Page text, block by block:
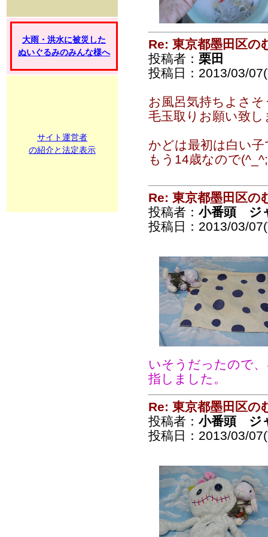
大雨・洪水に被災した
ぬいぐるみのみんな様へ
サイト運営者
の紹介と法定表示
Re: 東京都墨田区の
投稿者： 栗田
投稿日：2013/03/
お風呂気持ちよさ
毛玉取りお願い致し
かどは最初は白い
もう14歳なので
Re: 東京都墨田区の
投稿者： 小番頭 ジ
投稿日：2013/03/
いそうだったので
指しました。
Re: 東京都墨田区の
投稿者： 小番頭 ジ
投稿日：2013/03/